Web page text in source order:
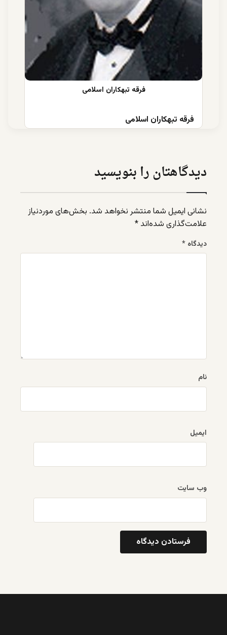
فرقه تبهکاران اسلامی
دیدگاهتان را بنویسید
نشانی ایمیل شما منتشر نخواهد شد. بخش‌های موردنیاز
علامت‌گذاری شده‌اند *
دیدگاه *
نام
ایمیل
وب‌ سایت